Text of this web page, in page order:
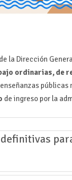
la Dirección
ordinarias, de
de ingreso por la